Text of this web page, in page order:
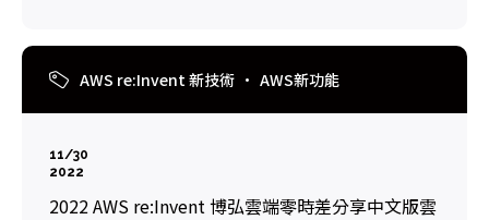
AWS re:Invent 新技術 AWS新功能
11/30
2022
2022 AWS re:Invent 博弘雲端零時差分享中文版雲